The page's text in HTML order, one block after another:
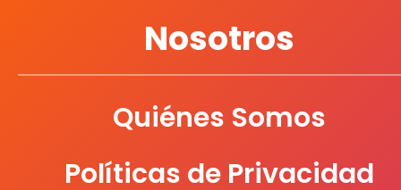
Nosotros
Quiénes Somos
Políticas de Privacidad